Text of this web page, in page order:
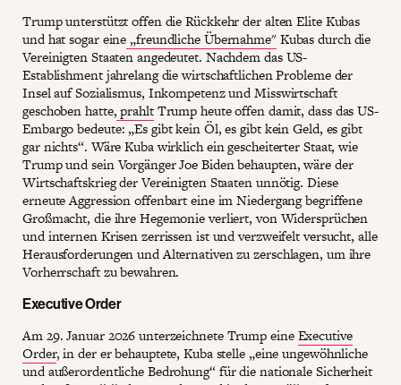
Trump unterstützt offen die Rückkehr der alten Elite Kubas
und hat sogar eine„freundliche Übernahme"Kubas durch die
Vereinigten Staaten angedeutet. Nachdem das US-
Establishment jahrelang die wirtschaftlichen Probleme der
Insel auf Sozialismus, Inkompetenz und Misswirtschaft
geschoben hatte,prahltTrump heute offen damit, dass das US-
Embargo bedeute: „Es gibt kein Öl, es gibt kein Geld, es gibt
gar nichts“. Wäre Kuba wirklich ein gescheiterter Staat, wie
Trump und sein Vorgänger Joe Biden behaupten, wäre der
Wirtschaftskrieg der Vereinigten Staaten unnötig. Diese
erneute Aggression offenbart eine im Niedergang begriffene
Großmacht, die ihre Hegemonie verliert, von Widersprüchen
und internen Krisen zerrissen ist und verzweifelt versucht, alle
Herausforderungen und Alternativen zu zerschlagen, um ihre
Vorherrschaft zu bewahren.
Executive Order
Am 29. Januar 2026 unterzeichnete Trump eineExecutive
Order, in der er behauptete, Kuba stelle „eine ungewöhnliche
und außerordentliche Bedrohung“ für die nationale Sicherheit